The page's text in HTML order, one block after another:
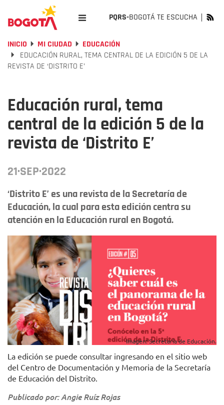
PQRS-BOGOTÁ TE ESCUCHA
INICIO MI CIUDAD
EDUCACIÓN
EDUCACIÓN RURAL, TEMA CENTRAL DE LA EDICIÓN 5 DE LA
REVISTA DE ‘DISTRITO E’
Educación rural, tema
central de la edición 5 de la
revista de ‘Distrito E’
21·SEP·2022
‘Distrito E’ es una revista de la Secretaría de
Educación, la cual para esta edición centra su
atención en la Educación rural en Bogotá.
Imagen: Secretaría de Educación.
La edición se puede consultar ingresando en el sitio web
del Centro de Documentación y Memoria de la Secretaría
de Educación del Distrito.
Publicado por: Angie Ruíz Rojas